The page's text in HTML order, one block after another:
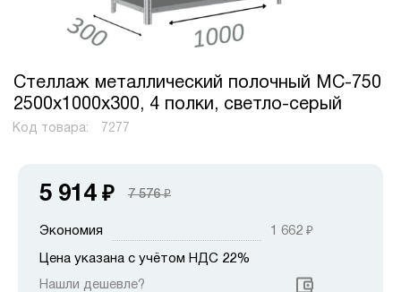
Стеллаж металлический полочный МС-750
2500х1000х300, 4 полки, светло-серый
Код товара: 7277
5 914 ₽ 7 576₽
Экономия 1 662 ₽
Цена указана с учётом НДС 22%
Нашли дешевле?